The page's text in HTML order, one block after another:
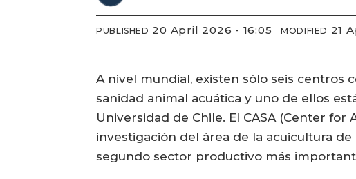
PUBLISHED 20 April 2026 - 16:05 MODIFIED 21
A nivel mundial, existen sólo seis centros
sanidad animal acuática y uno de ellos
Universidad de Chile. El CASA (Center
investigación del área de la acuicultura
segundo sector productivo más